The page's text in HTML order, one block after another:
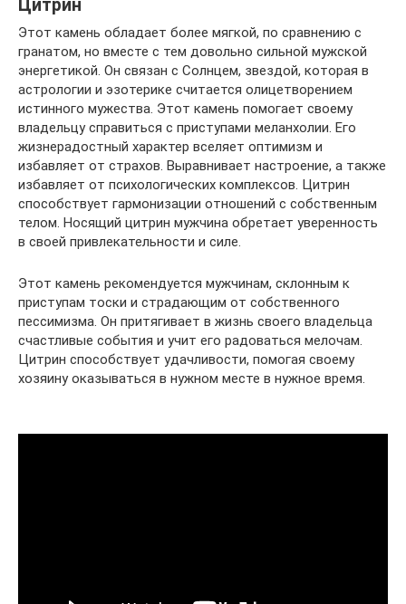
Цитрин
Этот камень обладает более мягкой, по сравнению с
гранатом, но вместе с тем довольно сильной мужской
энергетикой. Он связан с Солнцем, звездой, которая в
астрологии и эзотерике считается олицетворением
истинного мужества. Этот камень помогает своему
владельцу справиться с приступами меланхолии. Его
жизнерадостный характер вселяет оптимизм и
избавляет от страхов. Выравнивает настроение, а также
избавляет от психологических комплексов. Цитрин
способствует гармонизации отношений с собственным
телом. Носящий цитрин мужчина обретает уверенность
в своей привлекательности и силе.
Этот камень рекомендуется мужчинам, склонным к
приступам тоски и страдающим от собственного
пессимизма. Он притягивает в жизнь своего владельца
счастливые события и учит его радоваться мелочам.
Цитрин способствует удачливости, помогая своему
хозяину оказываться в нужном месте в нужное время.